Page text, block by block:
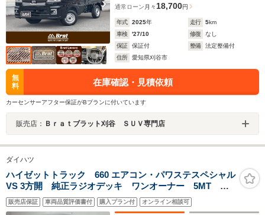
通常ローン 月々 18,700円
年式 2025年 走行 5km
車検
'27/10 修復
なし
保証
保証付 整備
法定整備付
住所
愛知県刈谷市
無
料
在庫確認・見積依頼
カーセンサーアフター保証がBプランに付いています
販売店： Ｂｒａｔブラット刈谷 ＳＵＶ専門店
ダイハツ
ハイゼットトラック 660 エアコン・パワステスペシャル
VS 3方開 純正ラジオデッキ ワンオーナー 5MT エ
アコン パワーステアリング スペアーキー
販売店保証 車両品質評価書付 購入プラン付 オンライン相談可